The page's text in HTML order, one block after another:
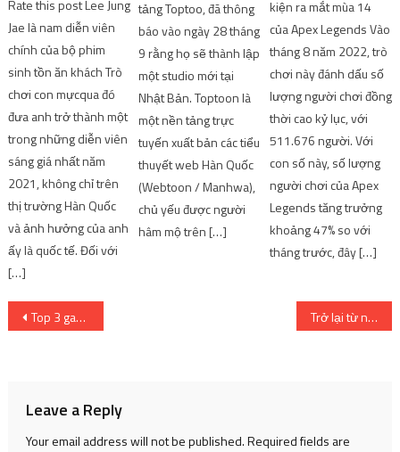
Rate this post Lee Jung
Jae là nam diễn viên
chính của bộ phim
sinh tồn ăn khách Trò
chơi con mựcqua đó
đưa anh trở thành một
trong những diễn viên
sáng giá nhất năm
2021, không chỉ trên
thị trường Hàn Quốc
và ảnh hưởng của anh
ấy là quốc tế. Đối với
[…]
tảng Toptoo, đã thông
báo vào ngày 28 tháng
9 rằng họ sẽ thành lập
một studio mới tại
Nhật Bản. Toptoon là
một nền tảng trực
tuyến xuất bản các tiểu
thuyết web Hàn Quốc
(Webtoon / Manhwa),
chủ yếu được người
hâm mộ trên […]
kiện ra mắt mùa 14
của Apex Legends Vào
tháng 8 năm 2022, trò
chơi này đánh dấu số
lượng người chơi đồng
thời cao kỷ lục, với
511.676 người. Với
con số này, số lượng
người chơi của Apex
Legends tăng trưởng
khoảng 47% so với
tháng trước, đây […]
Post
Top 3 game mobile sắp ra mắt được cộng đồng game thủ mong đợi nhất | SharingFunVN Trở lại từ nghỉ! Ngày phát hành và hơn thế nữa
Leave a Reply
Your email address will not be published.Required fields are